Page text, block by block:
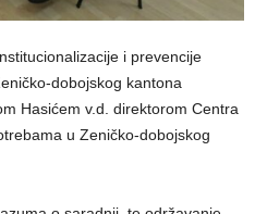
i prevencije
dobojskog kantona
Hasićem v.d. direktorom Centra
u Zeničko-dobojskog